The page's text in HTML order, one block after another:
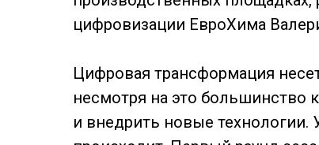
цифровизации ЕвроХима
Цифровая трансформация
несмотря на это большинство
и внедрить новые технологии.